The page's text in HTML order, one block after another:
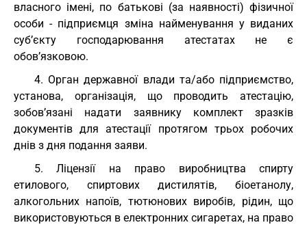
власного імені, по батькові (за наявності) фізичної
особи - підприємця зміна найменування у виданих
суб’єкту господарювання атестатах не є
обов’язковою.
4. Орган державної влади та/або підприємство,
установа, організація, що проводить атестацію,
зобов’язані надати заявнику комплект зразків
документів для атестації протягом трьох робочих
днів з дня подання заяви.
5. Ліцензії на право виробництва спирту
етилового, спиртових дистилятів, біоетанолу,
алкогольних напоїв, тютюнових виробів, рідин, що
використовуються в електронних сигаретах, на право